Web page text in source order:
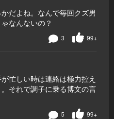
だよね。なんで毎回クズ男
なんないの？
99+
3
忙しい時は連絡は極力控え
それで調子に乗る博文の言
99+
5